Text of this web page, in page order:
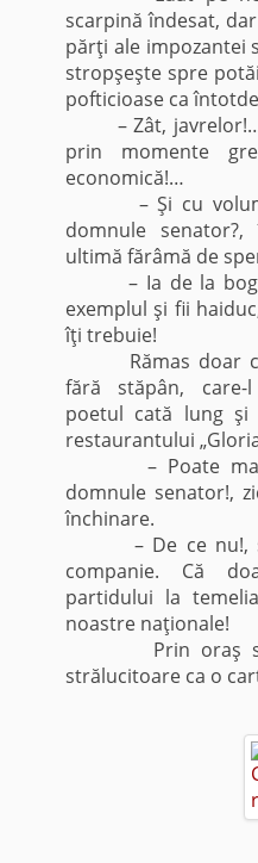
scarpină îndesat,
părţi ale impozantei
stropşeşte spre
pofticioase ca
– Zât, javrelor!…
prin momente
economică!…
– Şi cu
domnule
ultimă fărâmă de
– Ia de la
exemplul şi fii
îţi trebuie!
Rămas doar cu
fără stăpân, care-l
poetul cată lung şi
restaurantului
– Poate mai
domnule senator!,
închinare.
– De ce nu!, se
companie. Că
partidului la
noastre naţionale!
Prin oraş se
strălucitoare ca o